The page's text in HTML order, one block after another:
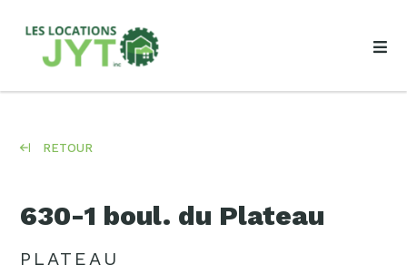
RETOUR
630-1 boul. du Plateau
PLATEAU